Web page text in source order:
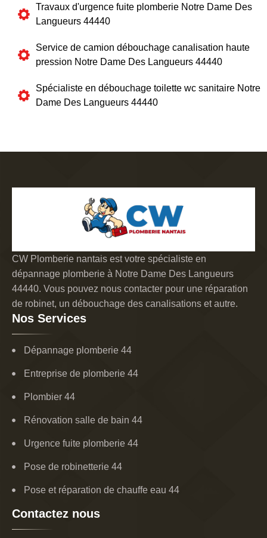
Travaux d'urgence fuite plomberie Notre Dame Des
Langueurs 44440
Service de camion débouchage canalisation haute
pression Notre Dame Des Langueurs 44440
Spécialiste en débouchage toilette wc sanitaire Notre
Dame Des Langueurs 44440
CW Plomberie nantais est votre spécialiste en
dépannage plomberie à Notre Dame Des Langueurs
44440. Vous pouvez nous contacter pour une réparation
de robinet, un débouchage des canalisations et autre.
Nos Services
Dépannage plomberie 44
Entreprise de plomberie 44
Plombier 44
Rénovation salle de bain 44
Urgence fuite plomberie 44
Pose de robinetterie 44
Pose et réparation de chauffe eau 44
Contactez nous